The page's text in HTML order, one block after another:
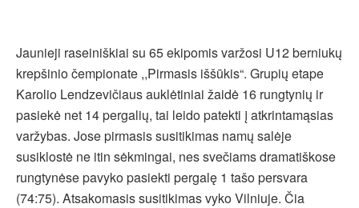
Jaunieji raseiniškiai su 65 ekipomis varžosi U12 berniukų
krepšinio čempionate ,,Pirmasis iššūkis“. Grupių etape
Karolio Lendzevičiaus auklėtiniai žaidė 16 rungtynių ir
pasiekė net 14 pergalių, tai leido patekti į atkrintamąsias
varžybas. Jose pirmasis susitikimas namų salėje
susiklostė ne itin sėkmingai, nes svečiams dramatiškose
rungtynėse pavyko pasiekti pergalę 1 tašo persvara
(74:75). Atsakomasis susitikimas vyko Vilniuje. Čia